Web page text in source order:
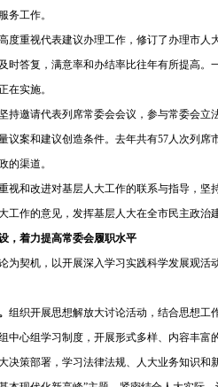
务工作。
度重视代表建议办理工作，修订了办理市人
时答复，满意率和办结率比往年有所提高
在实施。
坚持邀请代表列席常委会会议，参与常委会
议案和建议创造条件。去年共有57人次列
的渠道。
视和改进对基层人大工作的联系与指导，坚
工作的意见，发挥基层人大在全市民主政治
，着力提高常委会履职水平
契机，以开展深入学习实践科学发展观活
组织开展思想解放大讨论活动，结合思想工
中心组学习制度，开展形式多样、内容丰
决策部署，学习法律法规、人大业务知识